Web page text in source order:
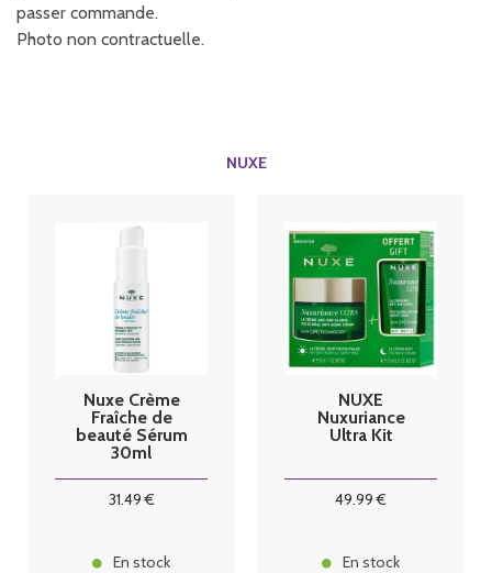
passer commande.
Photo non contractuelle.
NUXE
Nuxe Crème
Fraîche de
beauté Sérum
30ml
31.49€
En stock
NUXE
Nuxuriance
Ultra Kit
49.99 €
En stock